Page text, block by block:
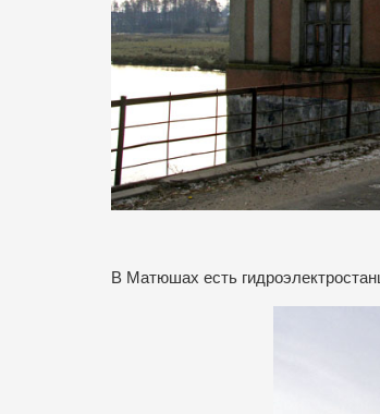
В Матюшах есть